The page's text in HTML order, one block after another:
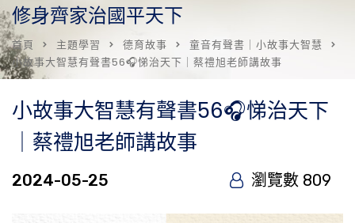
修身齊家治國平天下
首頁 主題學習 德育故事
童音有聲書｜小故事大智慧
小故事大智慧有聲書56🎧悌治天下｜蔡禮旭老師講故事
小故事大智慧有聲書56🎧悌治天下
｜蔡禮旭老師講故事
2024-05-25 瀏覽數 809